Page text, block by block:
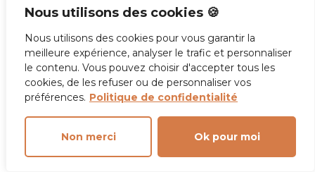
Nous utilisons des cookies 🍪
Nous utilisons des cookies pour vous garantir la
meilleure expérience, analyser le trafic et personnaliser
le contenu. Vous pouvez choisir d'accepter tous les
cookies, de les refuser ou de personnaliser vos
préférences. Politique de confidentialité
Non merci Ok pour moi
îles féroé. Ce minuscule archipel danois fascine les
de nature brute et d’aventures hors des sentiers
battus.
Lire la suite